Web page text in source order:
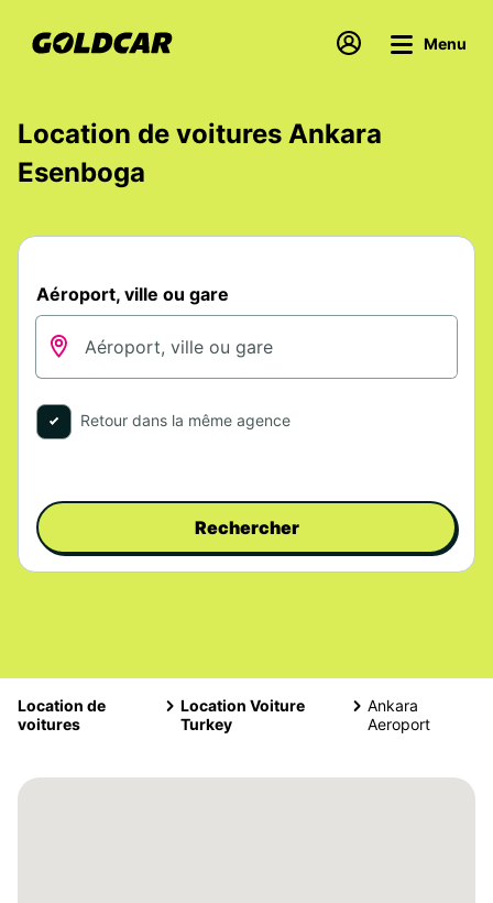
Menu
Location de voitures Ankara
Esenboga
Aéroport, ville ou gare
Retour dans la même agence
Rechercher
Location de
voitures
Location Voiture
Turkey
Ankara
Aeroport